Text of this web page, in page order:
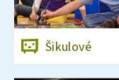
Šikulové